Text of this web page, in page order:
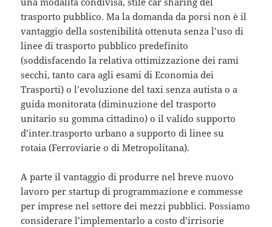
trasporto pubblico. Ma la domanda da porsi non è il
vantaggio della sostenibilità ottenuta senza l’uso di
linee di trasporto pubblico predefinito
(soddisfacendo la relativa ottimizzazione dei rami
secchi, tanto cara agli esami di Economia dei
Trasporti) o l’evoluzione del taxi senza autista o a
guida monitorata (diminuzione del trasporto
unitario su gomma cittadino) o il valido supporto
d’inter.trasporto urbano a supporto di linee su
rotaia (Ferroviarie o di Metropolitana).
A parte il vantaggio di produrre nel breve nuovo
lavoro per startup di programmazione e commesse
per imprese nel settore dei mezzi pubblici. Possiamo
considerare l’implementarlo a costo d’irrisorie